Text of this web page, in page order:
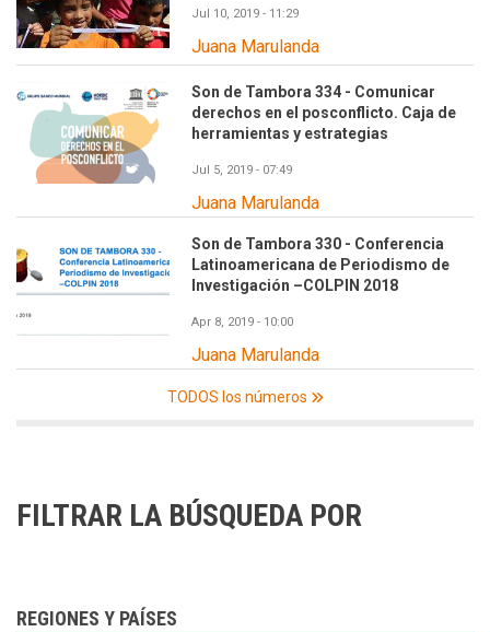
Jul 10, 2019 - 11:29
Juana Marulanda
Son de Tambora 334 - Comunicar
derechos en el posconflicto. Caja de
herramientas y estrategias
Jul 5, 2019 - 07:49
Juana Marulanda
Son de Tambora 330 - Conferencia
Latinoamericana de Periodismo de
Investigación –COLPIN 2018
Apr 8, 2019 - 10:00
Juana Marulanda
TODOS los números
FILTRAR LA BÚSQUEDA POR
REGIONES Y PAÍSES